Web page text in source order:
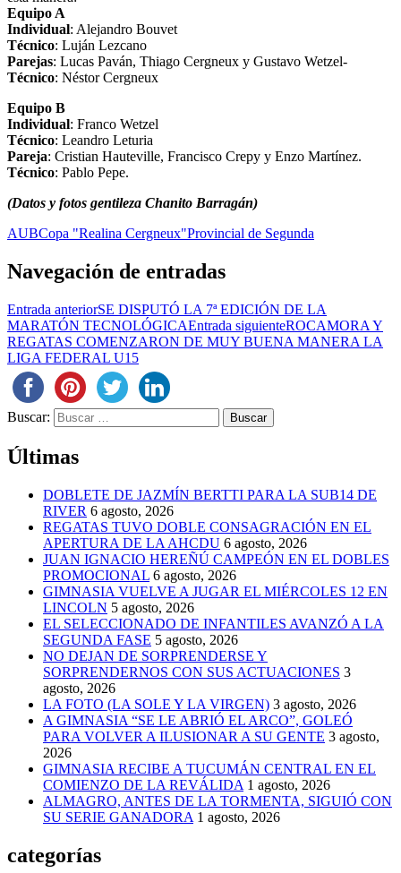
Equipo A
Individual: Alejandro Bouvet
Técnico: Luján Lezcano
Parejas: Lucas Paván, Thiago Cergneux y Gustavo Wetzel-
Técnico: Néstor Cergneux
Equipo B
Individual: Franco Wetzel
Técnico: Leandro Leturia
Pareja: Cristian Hauteville, Francisco Crepy y Enzo Martínez.
Técnico: Pablo Pepe.
(Datos y fotos gentileza Chanito Barragán)
AUBCopa "Realina Cergneux"Provincial de Segunda
Navegación de entradas
Entrada anteriorSE DISPUTÓ LA 7ª EDICIÓN DE LA
MARATÓN TECNOLÓGICAEntrada siguienteROCAMORA Y
REGATAS COMENZARON DE MUY BUENA MANERA LA
LIGA FEDERAL U15
Buscar:
Últimas
DOBLETE DE JAZMÍN BERTTI PARA LA SUB14 DE
RIVER 6 agosto, 2026
REGATAS TUVO DOBLE CONSAGRACIÓN EN EL
APERTURA DE LA AHCDU 6 agosto, 2026
JUAN IGNACIO HEREÑÚ CAMPEÓN EN EL DOBLES
PROMOCIONAL 6 agosto, 2026
GIMNASIA VUELVE A JUGAR EL MIÉRCOLES 12 EN
LINCOLN 5 agosto, 2026
EL SELECCIONADO DE INFANTILES AVANZÓ A LA
SEGUNDA FASE 5 agosto, 2026
NO DEJAN DE SORPRENDERSE Y
SORPRENDERNOS CON SUS ACTUACIONES 3
agosto, 2026
LA FOTO (LA SOLE Y LA VIRGEN) 3 agosto, 2026
A GIMNASIA “SE LE ABRIÓ EL ARCO”, GOLEÓ
PARA VOLVER A ILUSIONAR A SU GENTE 3 agosto,
2026
GIMNASIA RECIBE A TUCUMÁN CENTRAL EN EL
COMIENZO DE LA REVÁLIDA 1 agosto, 2026
ALMAGRO, ANTES DE LA TORMENTA, SIGUIÓ CON
SU SERIE GANADORA 1 agosto, 2026
categorías